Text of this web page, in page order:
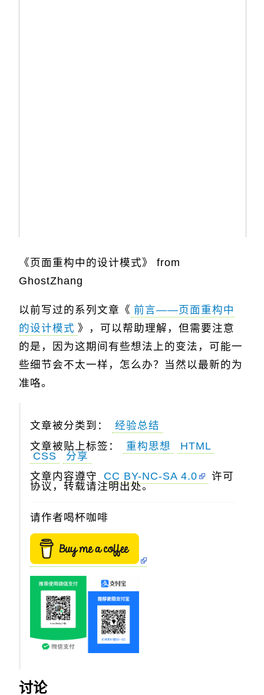
《页面重构中的设计模式》 from
GhostZhang
以前写过的系列文章《 前言——页面重构中
的设计模式 》，可以帮助理解，但需要注意
的是，因为这期间有些想法上的变法，可能一
些细节会不太一样，怎么办？当然以最新的为
准咯。
文章被分类到：
经验总结
文章被贴上标签：
重构思想
HTML
CSS
分享
文章内容遵守
CC BY-NC-SA 4.0
许可
协议，转载请注明出处。
请作者喝杯咖啡
讨论